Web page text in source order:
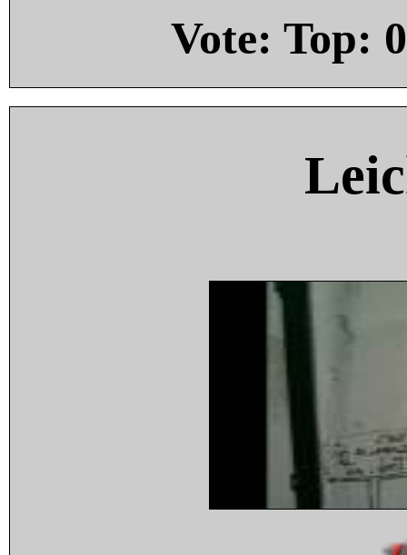
Vote: Top: 0